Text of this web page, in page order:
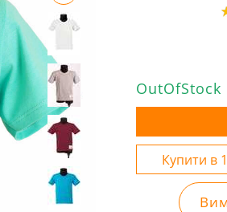
OutOfStock